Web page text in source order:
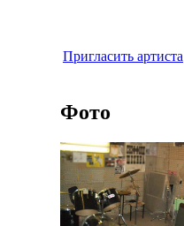
Пригласить артиста
Фото